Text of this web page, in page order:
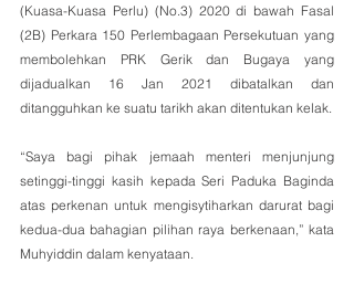
(Kuasa-Kuasa Perlu) (No.3) 2020 di bawah Fasal
(2B) Perkara 150 Perlembagaan Persekutuan yang
membolehkan PRK Gerik dan Bugaya yang
dijadualkan 16 Jan 2021 dibatalkan dan
ditangguhkan ke suatu tarikh akan ditentukan kelak.
“Saya bagi pihak jemaah menteri menjunjung
setinggi-tinggi kasih kepada Seri Paduka Baginda
atas perkenan untuk mengisytiharkan darurat bagi
kedua-dua bahagian pilihan raya berkenaan,” kata
Muhyiddin dalam kenyataan.